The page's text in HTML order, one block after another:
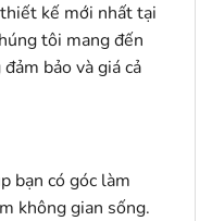
kế mới nhất tại
tôi mang đến
bảo và giá cả
bạn có góc làm
không gian sống.